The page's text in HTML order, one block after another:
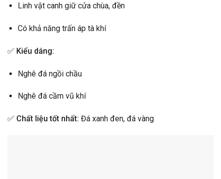
Linh vật canh giữ cửa chùa, đền
Có khả năng trấn áp tà khí
✅ Kiểu dáng:
Nghê đá ngồi chầu
Nghê đá cầm vũ khí
✅ Chất liệu tốt nhất: Đá xanh đen, đá vàng